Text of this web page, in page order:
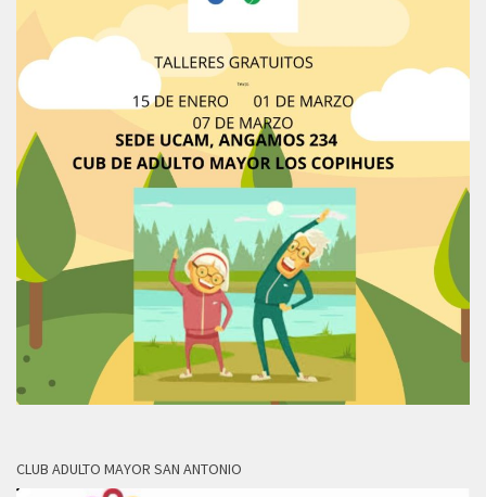
CLUB ADULTO MAYOR SAN ANTONIO